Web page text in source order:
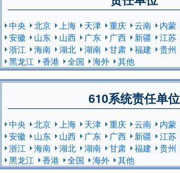
中央 北京 上海 天津 重庆 云南 内蒙
安徽
山东 山西 广东 广西 新疆 江苏
浙江
海南 湖北 湖南 甘肃 福建 贵州
黑龙江
香港 全国 海外 其他
610系统责任单位
中央 北京 上海 天津 重庆 云南 内蒙
安徽
山东 山西 广东 广西 新疆 江苏
浙江
海南 湖北 湖南 甘肃 福建 贵州
黑龙江
香港 全国 海外 其他